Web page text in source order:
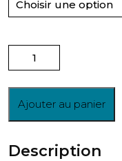
quantité
de
capuche
court
Mûre
Ajouter au panier
Description